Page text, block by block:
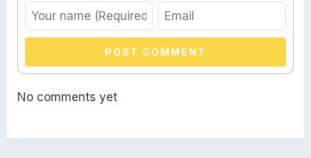
POST COMMENT
No comments yet